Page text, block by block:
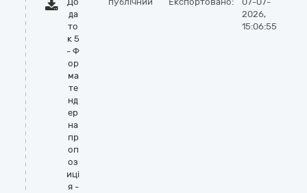
да
то
к 5
- Ф
ор
ма
те
нд
ер
на
пр
оп
оз
иці
я -
2026,
15:06:55